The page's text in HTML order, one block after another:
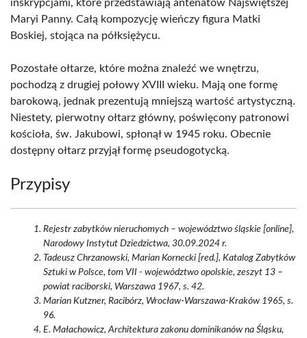
inskrypcjami, które przedstawiają antenatów Najświętszej
Maryi Panny. Całą kompozycję wieńczy figura Matki
Boskiej, stojąca na półksiężycu.
Pozostałe ołtarze, które można znaleźć we wnętrzu,
pochodzą z drugiej połowy XVIII wieku. Mają one formę
barokową, jednak prezentują mniejszą wartość artystyczną.
Niestety, pierwotny ołtarz główny, poświęcony patronowi
kościoła, św. Jakubowi, spłonął w 1945 roku. Obecnie
dostępny ołtarz przyjął formę pseudogotycką.
Przypisy
Rejestr zabytków nieruchomych – województwo śląskie [online],
Narodowy Instytut Dziedzictwa, 30.09.2024 r.
Tadeusz Chrzanowski, Marian Kornecki [red.], Katalog Zabytków
Sztuki w Polsce, tom VII - województwo opolskie, zeszyt 13 –
powiat raciborski, Warszawa 1967, s. 42.
Marian Kutzner, Racibórz, Wrocław-Warszawa-Kraków 1965, s.
96.
E. Małachowicz, Architektura zakonu dominikanów na Śląsku,